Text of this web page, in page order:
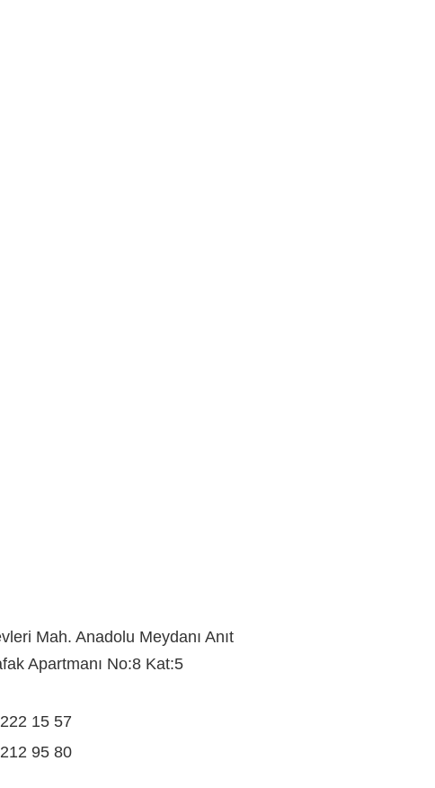
Mah. Anadolu Meydanı Anıt
Apartmanı No:8 Kat:5
15 57
95 80